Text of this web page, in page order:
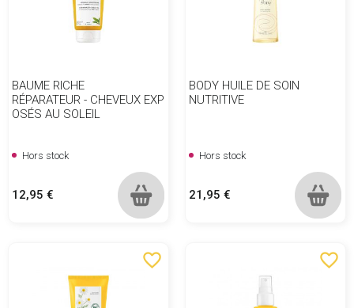
BAUME RICHE
RÉPARATEUR - CHEVEUX EXP
OSÉS AU SOLEIL
Hors stock
Prix
12,95 €
BODY HUILE DE SOIN
NUTRITIVE
Hors stock
Prix
21,95 €
favorite_border favorite_border